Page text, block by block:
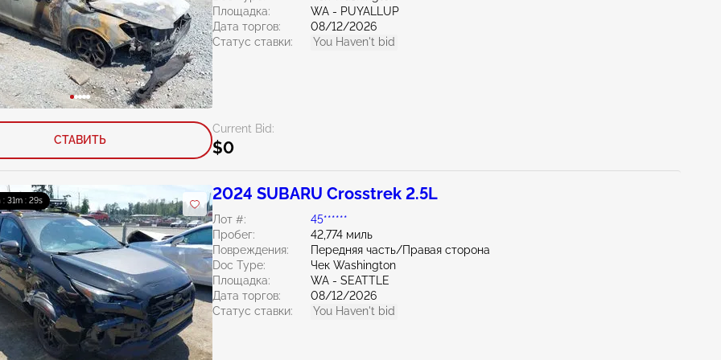
Площадка:
WA - PUYALLUP
Дата торгов:
08/12/2026
Статус ставки:
You Haven't bid
Current Bid:
$0
СТАВИТЬ
: 31m : 27s 2024 SUBARU Crosstrek 2.5L
Лот #:
45******
Пробег:
42,774 миль
Повреждения:
Передняя часть/Правая сторона
Doc Type:
Чек Washington
Площадка:
WA - SEATTLE
Дата торгов:
08/12/2026
Статус ставки:
You Haven't bid